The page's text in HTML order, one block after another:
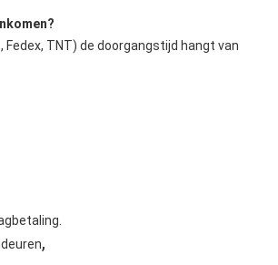
TNT) de doorgangstijd hangt van
,